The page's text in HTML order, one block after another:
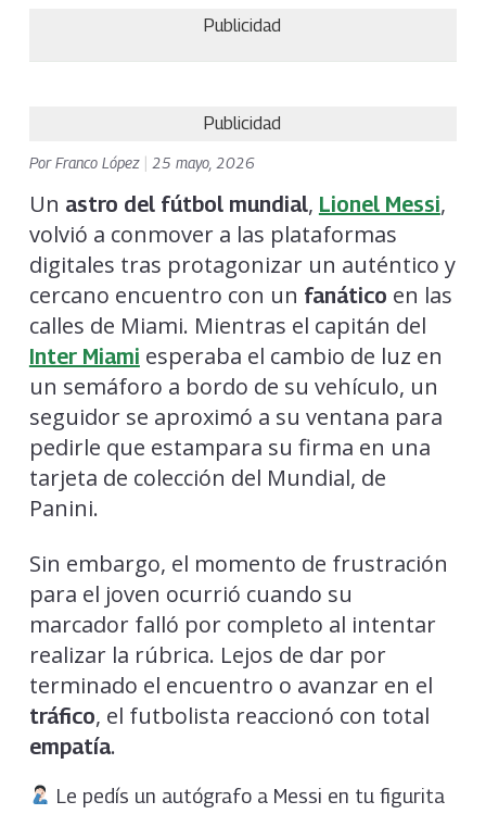
Publicidad
Publicidad
PorFranco López 25 mayo, 2026
Un astro del fútbol mundial, Lionel Messi,
volvió a conmover a las plataformas
digitales tras protagonizar un auténtico y
cercano encuentro con un fanático en las
calles de Miami. Mientras el capitán del
Inter Miami esperaba el cambio de luz en
un semáforo a bordo de su vehículo, un
seguidor se aproximó a su ventana para
pedirle que estampara su firma en una
tarjeta de colección del Mundial, de
Panini.
Sin embargo, el momento de frustración
para el joven ocurrió cuando su
marcador falló por completo al intentar
realizar la rúbrica. Lejos de dar por
terminado el encuentro o avanzar en el
tráfico, el futbolista reaccionó con total
empatía.
Le pedís un autógrafo a Messi en tu figurita